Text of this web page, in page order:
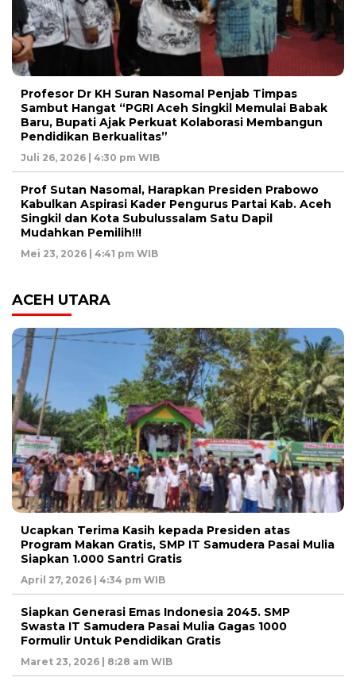
Profesor Dr KH Suran Nasomal Penjab Timpas
Sambut Hangat “PGRI Aceh Singkil Memulai Babak
Baru, Bupati Ajak Perkuat Kolaborasi Membangun
Pendidikan Berkualitas”
Juli 26, 2026 | 4:30 pm WIB
Prof Sutan Nasomal, Harapkan Presiden Prabowo
Kabulkan Aspirasi Kader Pengurus Partai Kab. Aceh
Singkil dan Kota Subulussalam Satu Dapil
Mudahkan Pemilih!!!
Mei 23, 2026 | 4:41 pm WIB
ACEH UTARA
Ucapkan Terima Kasih kepada Presiden atas
Program Makan Gratis, SMP IT Samudera Pasai Mulia
Siapkan 1.000 Santri Gratis
April 27, 2026 | 4:34 pm WIB
Siapkan Generasi Emas Indonesia 2045. SMP
Swasta IT Samudera Pasai Mulia Gagas 1000
Formulir Untuk Pendidikan Gratis
Maret 23, 2026 | 8:28 am WIB